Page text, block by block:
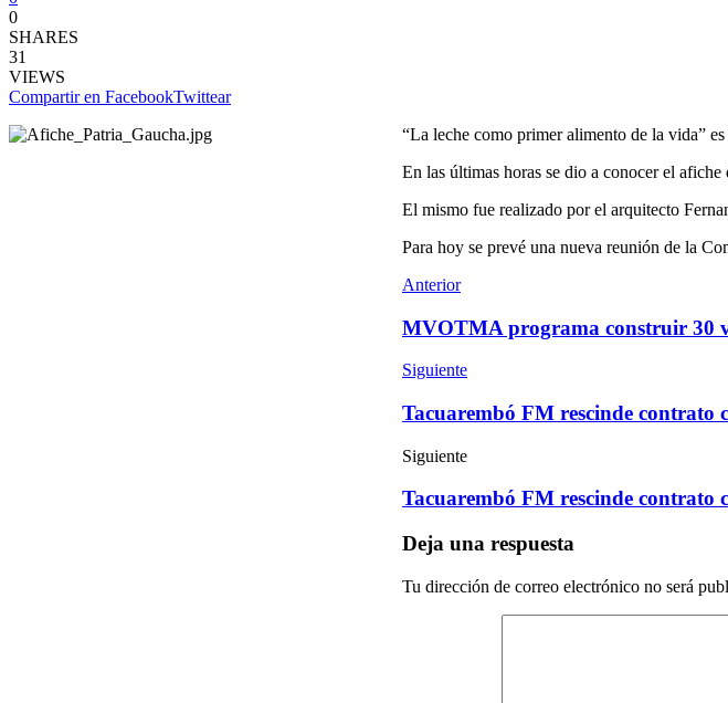
0
SHARES
31
VIEWS
Compartir en FacebookTwittear
“La leche como primer alimento de la vida”
En las últimas horas se dio a conocer el
El mismo fue realizado por el arquitecto
Para hoy se prevé una nueva reunión de la
Anterior
MVOTMA programa construir 30
Siguiente
Tacuarembó FM rescinde contrato
Siguiente
Tacuarembó FM rescinde contrato
Deja una respuesta
Tu dirección de correo electrónico no será